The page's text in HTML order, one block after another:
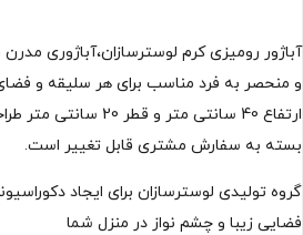
آباژور رومیزی کرم لوسترسازان،آباژوری
و منحصر به فرد مناسب برای هر سلیقه و فضای
ارتفاع 40 سانتی متر و
بسته به سفارش مشتری قابل تغییر است.
گروه تولیدی لوسترسازان برای ایجاد
فضایی زیبا و چشم نواز در منزل شما